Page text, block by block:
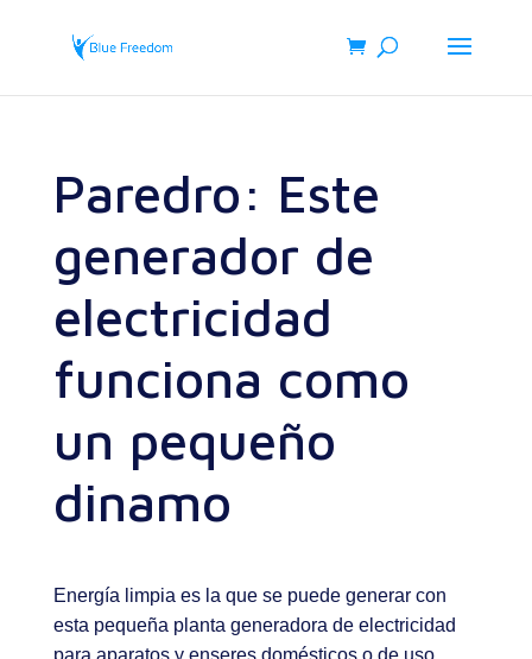
Paredro: Este
generador de
electricidad
funciona como
un pequeño
dinamo
Energía limpia es la que se puede generar con
esta pequeña planta generadora de electricidad
para aparatos y enseres domésticos o de uso